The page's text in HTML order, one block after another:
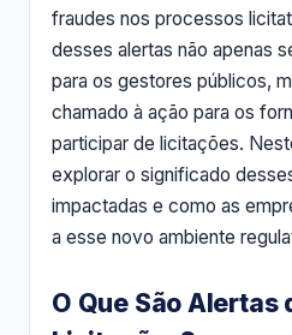
fraudes nos processos
desses alertas não apenas
para os gestores públicos,
chamado à ação para os
participar de licitações.
explorar o significado
impactadas e como as
a esse novo ambiente
O Que São Alertas